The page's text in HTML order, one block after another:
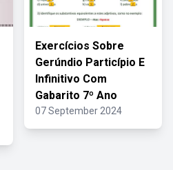
Exercícios Sobre
Gerúndio Particípio E
Infinitivo Com
Gabarito 7º Ano
07 September 2024